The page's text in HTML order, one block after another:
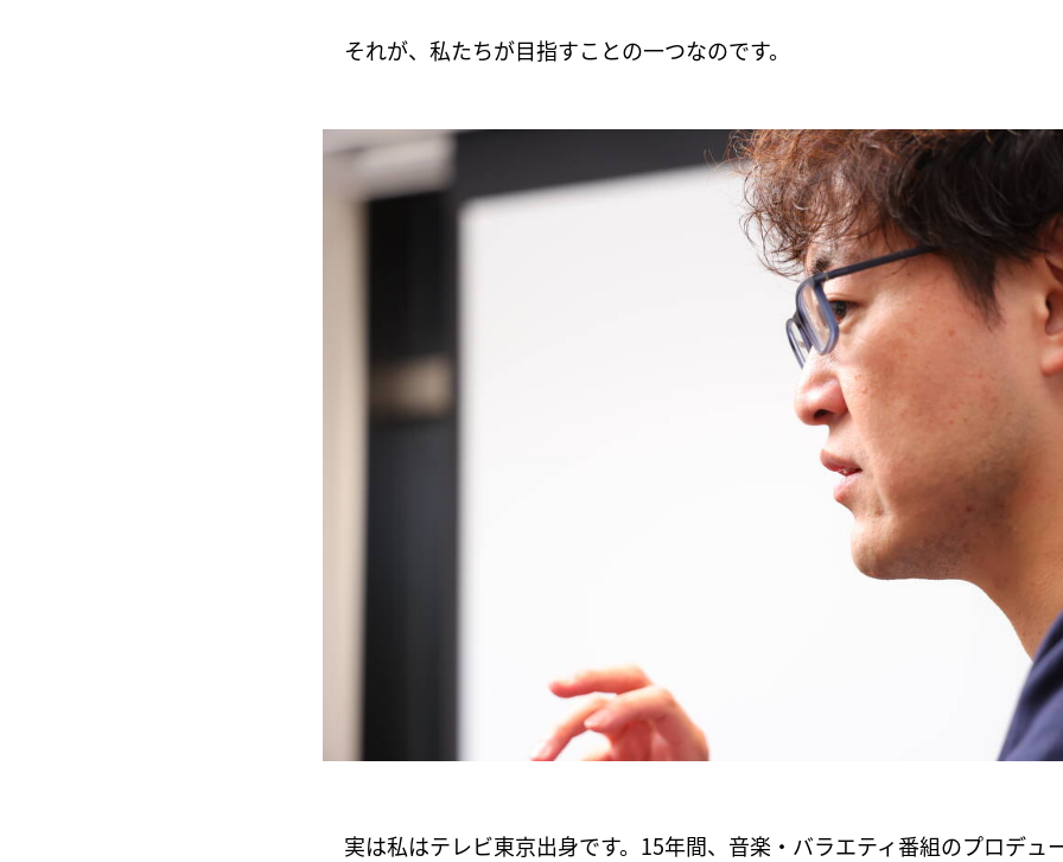
それが、私たちが目指すことの一つなのです。
実は私はテレビ東京出身です。15年間、音楽・バラエティ番組のプロデュ